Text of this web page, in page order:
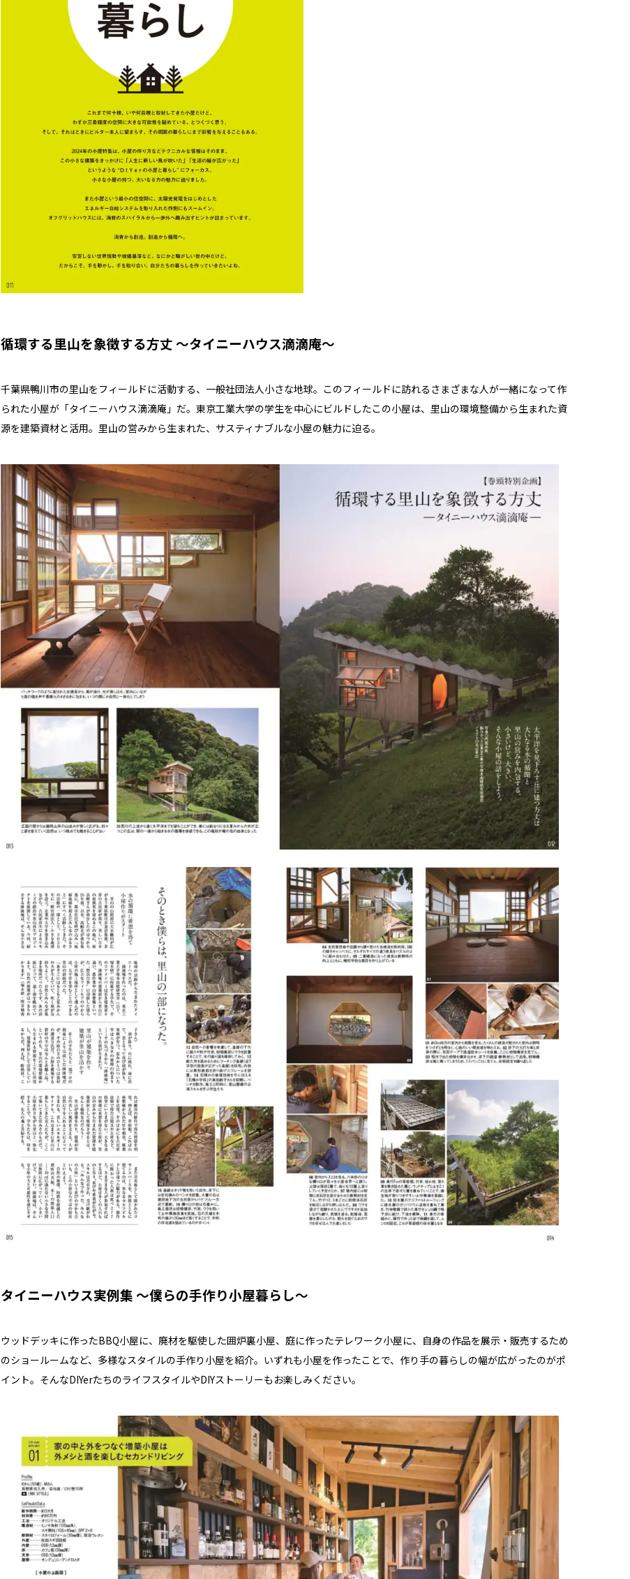
循環する里山を象徴する方丈 ～タイニーハウス滴滴庵～
千葉県鴨川市の里山をフィールドに活動する、一般社団法人小さな地球。このフィールドに訪れるさまざまな人が一緒になって作
られた小屋が「タイニーハウス滴滴庵」だ。東京工業大学の学生を中心にビルドしたこの小屋は、里山の環境整備から生まれた資
源を建築資材と活用。里山の営みから生まれた、サスティナブルな小屋の魅力に迫る。
タイニーハウス実例集 ～僕らの手作り小屋暮らし～
ウッドデッキに作ったBBQ小屋に、廃材を駆使した囲炉裏小屋、庭に作ったテレワーク小屋に、自身の作品を展示・販売するため
のショールームなど、多様なスタイルの手作り小屋を紹介。いずれも小屋を作ったことで、作り手の暮らしの幅が広がったのがポ
イント。そんなDIYerたちのライフスタイルやDIYストーリーもお楽しみください。